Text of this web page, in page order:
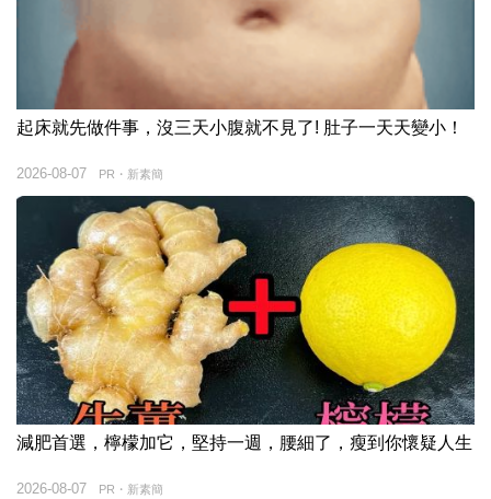
起床就先做件事，沒三天小腹就不見了! 肚子一天天變小！
PR・新素簡
2026-08-07
減肥首選，檸檬加它，堅持一週，腰細了，瘦到你懷疑人生
PR・新素簡
2026-08-07